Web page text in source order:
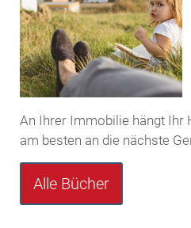
An Ihrer Immobilie hängt Ihr
am besten an die nächste
Alle Bücher